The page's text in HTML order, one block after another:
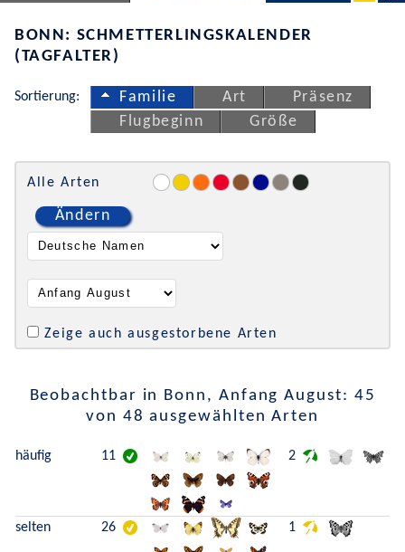
BONN: SCHMETTERLINGSKALENDER
(TAGFALTER)
Sortierung: Familie Art
Präsenz
Flugbeginn
Größe
Alle Arten
Ändern
Zeige auch ausgestorbene Arten
Beobachtbar in Bonn, Anfang August: 45
von 48 ausgewählten Arten
häufig 11 2
selten 26 1